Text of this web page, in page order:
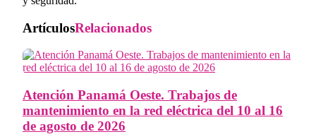
ArtículosRelacionados
Atención Panamá Oeste. Trabajos de
mantenimiento en la red eléctrica del 10 al 16
de agosto de 2026